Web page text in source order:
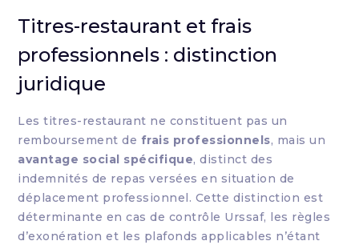
Titres-restaurant et frais
professionnels : distinction
juridique
Les titres-restaurant ne constituent pas un
remboursement de frais professionnels, mais un
avantage social spécifique, distinct des
indemnités de repas versées en situation de
déplacement professionnel. Cette distinction est
déterminante en cas de contrôle Urssaf, les règles
d’exonération et les plafonds applicables n’étant